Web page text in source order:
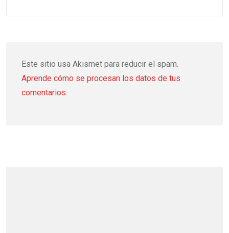
Este sitio usa Akismet para reducir el spam.
Aprende cómo se procesan los datos de tus
comentarios.